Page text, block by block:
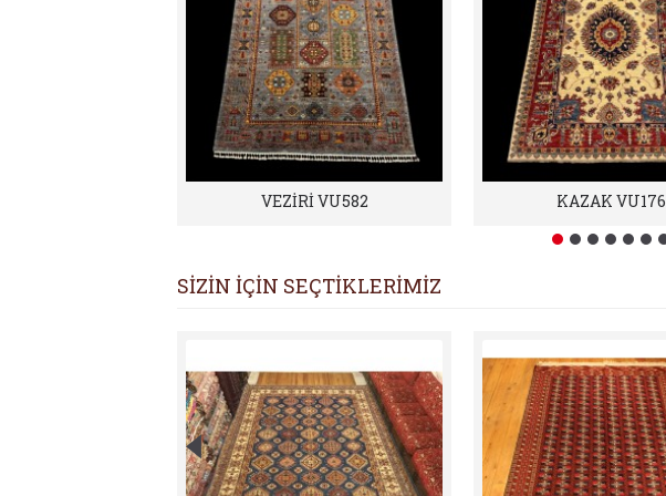
VEZİRİ VU582 KAZAK VU176
SİZİN İÇİN SEÇTİKLERİMİZ